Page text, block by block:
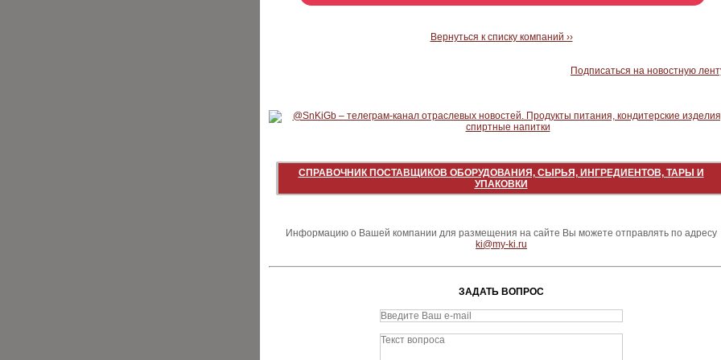
Вернуться к списку компаний ››
Подписаться на новостную
СПРАВОЧНИК ПОСТАВЩИКОВ ОБОРУДОВАНИЯ, СЫРЬЯ, ИНГРЕДИЕНТОВ, ТАРЫ И
УПАКОВКИ
Информацию о Вашей компании для размещения на сайте Вы можете отправлять по адресу
ki@my-ki.ru
ЗАДАТЬ ВОПРОС